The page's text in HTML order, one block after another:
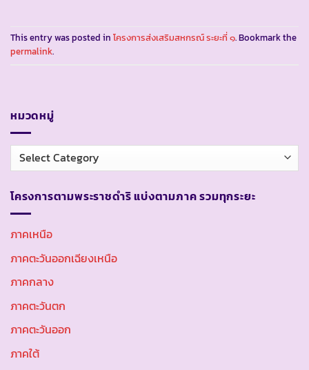
This entry was posted in โครงการส่งเสริมสหกรณ์ ระยะที่ ๑. Bookmark the
permalink.
หมวดหมู่
หมวด
หมู่
โครงการตามพระราชดำริ แบ่งตามภาค รวมทุกระยะ
ภาคเหนือ
ภาคตะวันออกเฉียงเหนือ
ภาคกลาง
ภาคตะวันตก
ภาคตะวันออก
ภาคใต้